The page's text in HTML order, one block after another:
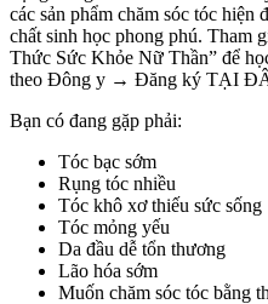
các sản phẩm chăm sóc tóc
chất sinh học phong phú.
Thức Sức Khỏe Nữ Thần” để
theo Đông y → Đăng ký TẠI
Bạn có đang gặp phải:
Tóc bạc sớm
Rụng tóc nhiều
Tóc khô xơ thiếu sức sống
Tóc mỏng yếu
Da đầu dễ tổn thương
Lão hóa sớm
Muốn chăm sóc tóc bằng